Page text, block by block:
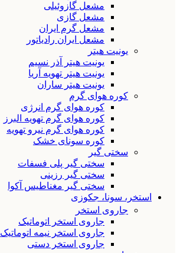
مشعل گازوئیلی
مشعل گازی
مشعل گرم ایران
مشعل ایران رادیاتور
یونیت هیتر
یونیت هیتر آذر نسیم
یونیت هیتر تهویه آریا
یونیت هیتر ساران
کوره هوای گرم
کوره هوای گرم انرژی
کوره هوای گرم تهویه البرز
کوره هوای گرم نیرو تهویه
کوره سونای خشک
سختی گیر
سختی گیر پلی فسفات
سختی گیر رزینی
سختی گیر مغناطیس آکوا
استخر، سونا، جکوزی
جاروی استخر
جاروی استخر اتوماتیک
جاروی استخر نیمه اتوماتیک
جاروی استخر دستی